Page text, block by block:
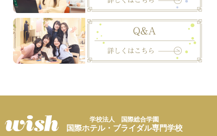
学校法人 国際総合学園
国際ホテル・ブライダル専門学校